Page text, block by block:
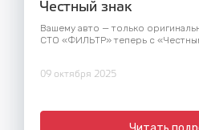
Честный знак
Вашему авто — только
СТО «ФИЛЬТР» теперь с
09 октября 2025